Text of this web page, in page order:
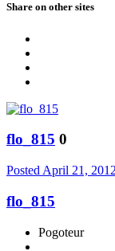
Share on other sites
flo_815 0
Posted April 21, 2012
flo_815
Pogoteur